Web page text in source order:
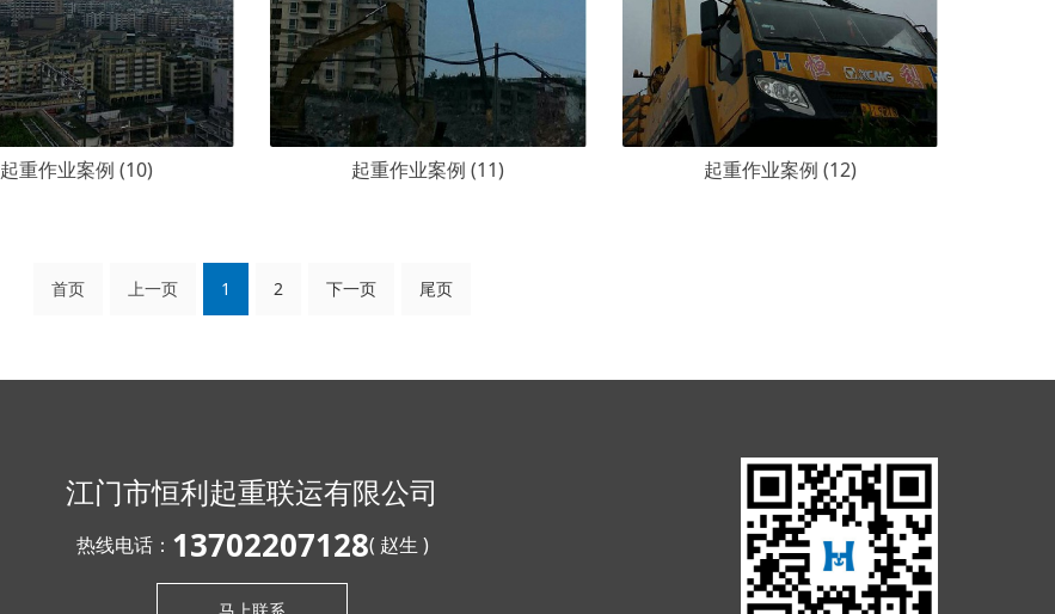
起重作业案例 (10) 起重作业案例 (11) 起重作业案例 (12)
首页 上一页 1 2 下一页 尾页
江门市恒利起重联运有限公司
热线电话： 13702207128( 赵生 )